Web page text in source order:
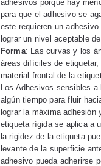
adhesivos porque hay
para que el adhesivo se
este requieren un
lograr un nivel aceptable
Forma: Las curvas y los
áreas difíciles de etiquetar,
material frontal de la
Los Adhesivos sensibles
algún tiempo para fluir
lograr la máxima adhesión
etiqueta rígida se aplica a
la rigidez de la etiqueta
levante de la superficie
adhesivo pueda adherirse